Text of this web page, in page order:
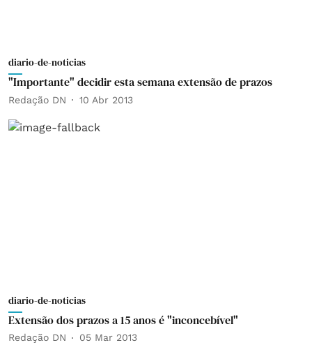
diario-de-noticias
"Importante" decidir esta semana extensão de prazos
Redação DN 10 Abr 2013
diario-de-noticias
Extensão dos prazos a 15 anos é "inconcebível"
Redação DN 05 Mar 2013